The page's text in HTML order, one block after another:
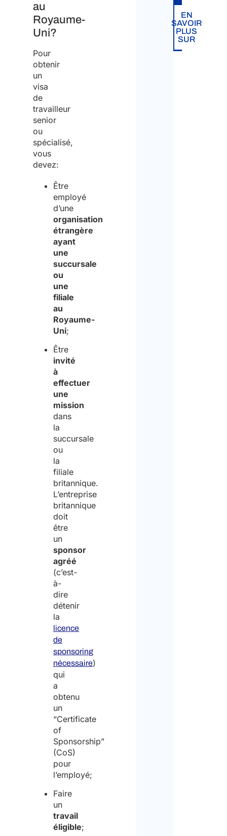
au
Royaume-
Uni?
Pour
obtenir
un
visa
de
travailleur
senior
ou
spécialisé,
vous
devez:
Être
employé
d’une
organisation
étrangère
ayant
une
succursale
ou
une
filiale
au
Royaume-
Uni;
Être
invité
à
effectuer
une
mission
dans
la
succursale
ou
la
filiale
britannique.
L’entreprise
britannique
doit
être
un
sponsor
agréé
(c’est-
à-
dire
détenir
la
licence
de
sponsoring
nécessaire)
qui
a
obtenu
un
“Certificate
of
Sponsorship”
(CoS)
pour
l’employé;
Faire
un
travail
éligible;
EN
SAVOIR
PLUS
SUR